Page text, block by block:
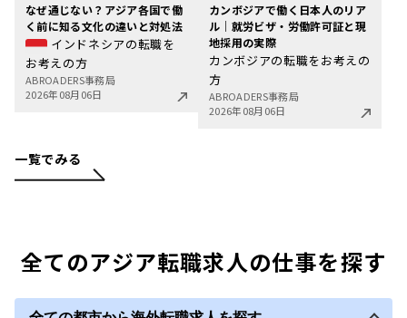
なぜ通じない？アジア各国で働
く前に知る文化の違いと対処法
インドネシアの転職を
お考えの方
ABROADERS事務局
2026年08月06日
カンボジアで働く日本人のリア
ル｜就労ビザ・労働許可証と現
地採用の実際
カンボジアの転職をお考えの
方
ABROADERS事務局
2026年08月06日
一覧でみる
全てのアジア転職求人の仕事を探す